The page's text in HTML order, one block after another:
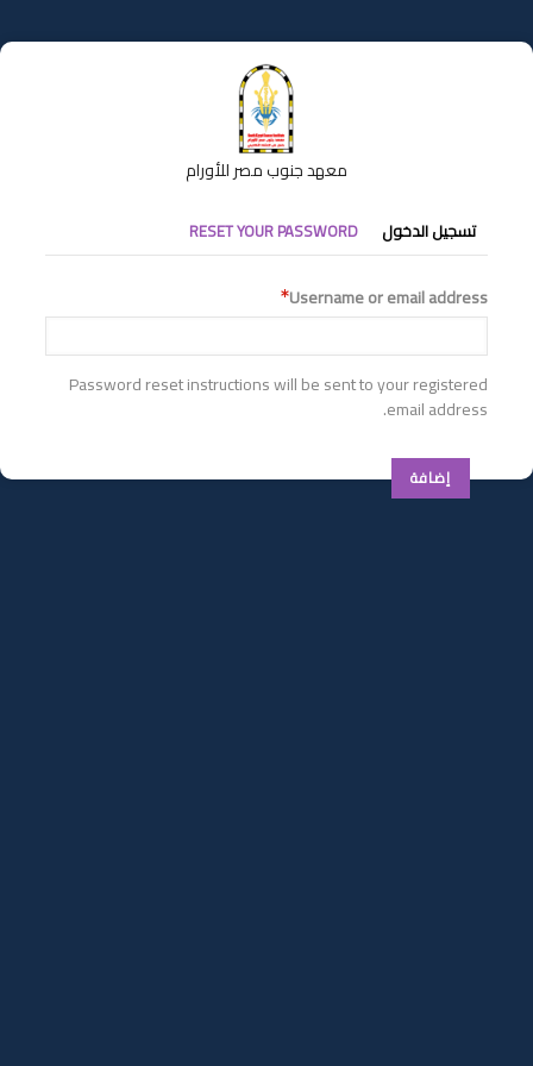
إلى
المحتوى
معهد جنوب مصر للأورام
التبويبات
الأساسية
تسجيل الدخول RESET YOUR PASSWORD
Username or email address
Password reset instructions will be sent to your registered
email address.